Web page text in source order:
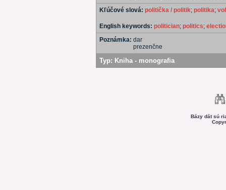
Kľúčové slová: politička / politik; politika;
English keywords: politician; politics;
Poznámka: dar
prezenčne
Typ: Kniha - monografia
Bázy dát sú